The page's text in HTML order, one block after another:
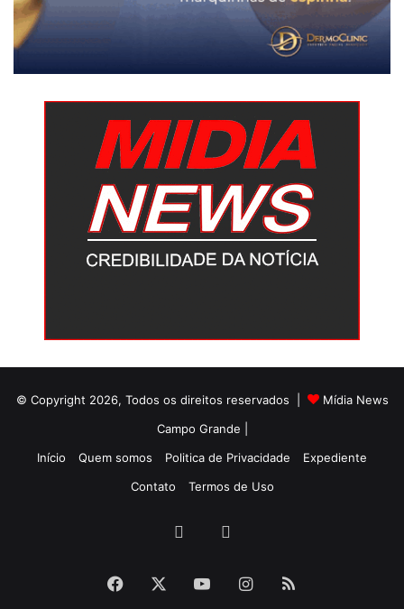
© Copyright 2026, Todos os direitos reservados |
Mídia News
Campo Grande |
Início
Quem somos Politica de Privacidade
Expediente
Contato
Termos de Uso
Facebook
Facebook YouTubeInstagram